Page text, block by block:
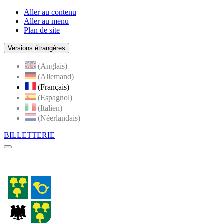
Aller au contenu
Aller au menu
Plan de site
Versions étrangères
(Anglais)
(Allemand)
(Français)
(Espagnol)
(Italien)
(Néerlandais)
BILLETTERIE
Menu